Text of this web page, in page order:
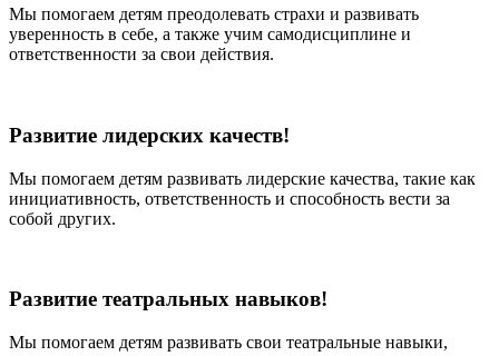
Мы помогаем детям преодолевать страхи и развивать
уверенность в себе, а также учим самодисциплине и
ответственности за свои действия.
Развитие лидерских качеств!
Мы помогаем детям развивать лидерские качества, такие как
инициативность, ответственность и способность вести за
собой других.
Развитие театральных навыков!
Мы помогаем детям развивать свои театральные навыки,